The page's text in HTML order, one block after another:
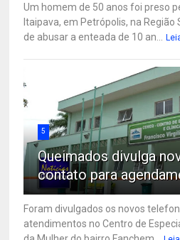
Um homem de 50 anos foi preso
Itaipava, em Petrópolis, na Região
de abusar a enteada de 10 an...
5
Queimados divulga
contato para
Foram divulgados os novos
atendimentos no Centro de